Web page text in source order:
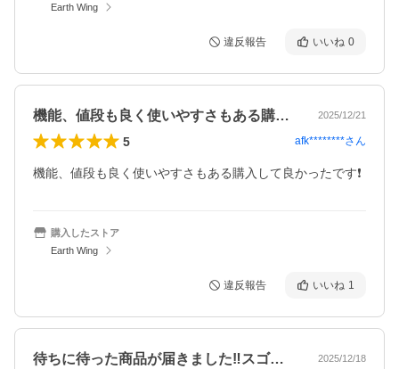
Earth Wing
違反報告 いいね 0
機能、値段も良く使いやすさもある購入し… 2025/12/21
5 afk********さん
機能、値段も良く使いやすさもある購入して良かったです❗️
購入したストア
Earth Wing
違反報告 いいね 1
待ちに待った商品が届きました‼️スゴイ… 2025/12/18